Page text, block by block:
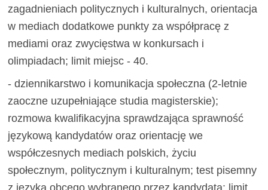
zagadnieniach politycznych i kulturalnych, orientacja
w mediach dodatkowe punkty za współpracę z
mediami oraz zwycięstwa w konkursach i
olimpiadach; limit miejsc - 40.
- dziennikarstwo i komunikacja społeczna (2-letnie
zaoczne uzupełniające studia magisterskie);
rozmowa kwalifikacyjna sprawdzająca sprawność
językową kandydatów oraz orientację we
współczesnych mediach polskich, życiu
społecznym, politycznym i kulturalnym; test pisemny